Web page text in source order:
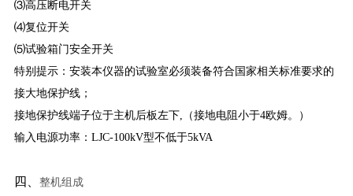
⑶高压断电开关
⑷复位开关
⑸试验箱门安全开关
特别提示：安装本仪器的试验室必须装备符合国家相关标准要求的
接大地保护线；
接地保护线端子位于主机后板左下,（接地电阻小于4欧姆。）
输入电源功率：LJC-100kV型不低于5kVA
四、 整机组成